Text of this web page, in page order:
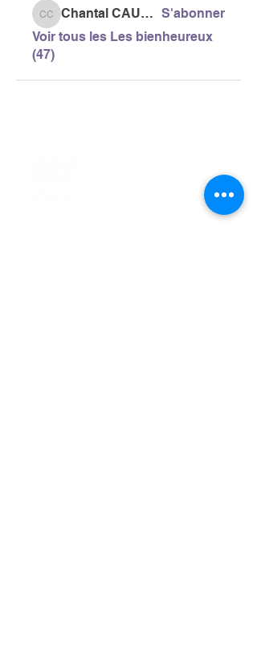
Chantal CAUSSE Chantal CAUSSE S'abonner
Voir tous les Les bienheureux
(47)